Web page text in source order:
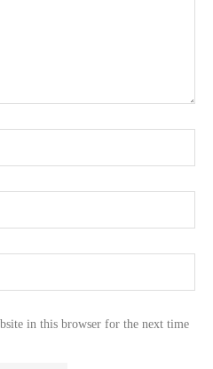
in this browser for the next time